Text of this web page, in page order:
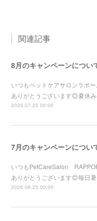
関連記事
8月のキャンペーンについ
いつもペットケアサロンラポ
ありがとうございます😊夏休
2026.07.25 00:00
7月のキャンペーンについ
いつもPetCareSalon
ありがとうございます😊毎日
2026.06.25 00:00